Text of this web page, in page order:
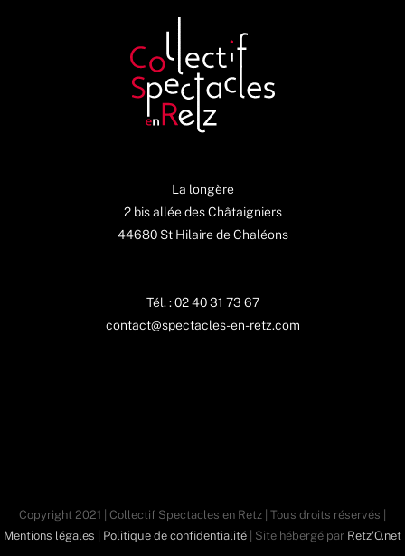
La longère
2 bis allée des Châtaigniers
44680 St Hilaire de Chaléons
Tél. : 02 40 31 73 67
contact@spectacles-en-retz.com
Copyright 2021 | Collectif Spectacles en Retz | Tous droits réservés |
Mentions légales
Politique de confidentialité | Site hébergé par Retz'O.net